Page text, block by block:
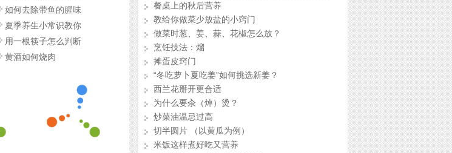
如何去除带鱼的腥味
夏季养生小常识教你
用一根筷子怎么判断
黄酒如何烧肉
餐桌上的秋后营养
教给你做菜少放盐的小窍门
做菜时葱、姜、蒜、花椒怎么放？
烹饪技法：熘
摊蛋皮窍门
“冬吃萝卜夏吃姜”如何挑选新姜？
西兰花掰开更合适
为什么要汆（焯）烫？
炒菜油温忌过高
切半圆片 （以黄瓜为例）
米饭这样煮好吃又营养